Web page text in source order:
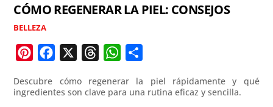
CÓMO REGENERAR LA PIEL: CONSEJOS
BELLEZA
n
c
r
W
a
m
Descubre cómo regenerar la piel rápidamente y qué
ingredientes son clave para una rutina eficaz y sencilla.